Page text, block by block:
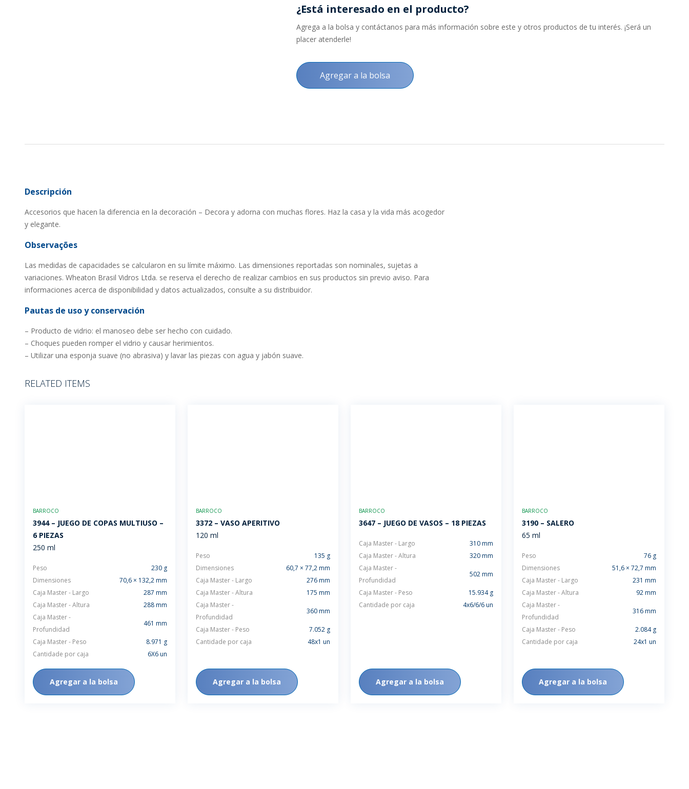
¿Está interesado en el producto?
Agrega a la bolsa y contáctanos para más información sobre este y otros productos de tu interés. ¡Será un
placer atenderle!
Agregar a la bolsa
Descripción
Accesorios que hacen la diferencia en la decoración – Decora y adorna con muchas flores. Haz la casa y la vida más acogedor
y elegante.
Observações
Las medidas de capacidades se calcularon en su límite máximo. Las dimensiones reportadas son nominales, sujetas a
variaciones. Wheaton Brasil Vidros Ltda. se reserva el derecho de realizar cambios en sus productos sin previo aviso. Para
informaciones acerca de disponibilidad y datos actualizados, consulte a su distribuidor.
Pautas de uso y conservación
– Producto de vidrio: el manoseo debe ser hecho con cuidado.
– Choques pueden romper el vidrio y causar herimientos.
– Utilizar una esponja suave (no abrasiva) y lavar las piezas con agua y jabón suave.
RELATED ITEMS
BARROCO
3944 – JUEGO DE COPAS MULTIUSO –
6 PIEZAS
250 ml
Peso
230 g
Dimensiones
70,6 × 132,2 mm
Caja Master - Largo
287 mm
Caja Master - Altura
288 mm
Caja Master -
Profundidad
461 mm
Caja Master - Peso
8.971 g
Cantidade por caja
6X6 un
Agregar a la bolsa
BARROCO
3372 – VASO APERITIVO
120 ml
Peso
135 g
Dimensiones
60,7 × 77,2 mm
Caja Master - Largo
276 mm
Caja Master - Altura
175 mm
Caja Master -
Profundidad
360 mm
Caja Master - Peso
7.052 g
Cantidade por caja
48x1 un
Agregar a la bolsa
BARROCO
3647 – JUEGO DE VASOS – 18 PIEZAS
Caja Master - Largo
310 mm
Caja Master - Altura
320 mm
Caja Master -
Profundidad
502 mm
Caja Master - Peso
15.934 g
Cantidade por caja
4x6/6/6 un
Agregar a la bolsa
BARROCO
3190 – SALERO
65 ml
Peso
76 g
Dimensiones
51,6 × 72,7 mm
Caja Master - Largo
231 mm
Caja Master - Altura
92 mm
Caja Master -
Profundidad
316 mm
Caja Master - Peso
2.084 g
Cantidade por caja
24x1 un
Agregar a la bolsa